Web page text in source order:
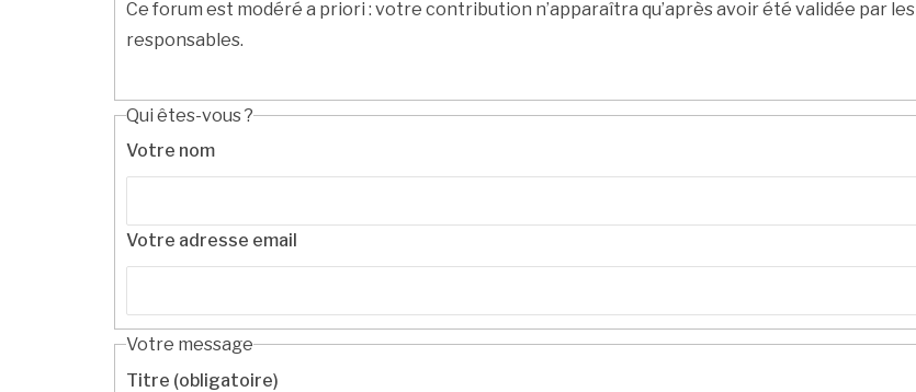
Ce forum est modéré a priori : votre contribution n’apparaîtra qu’après avoir été validée par les
responsables.
Qui êtes-vous ?
Votre nom
Votre adresse email
Votre message
Titre (obligatoire)